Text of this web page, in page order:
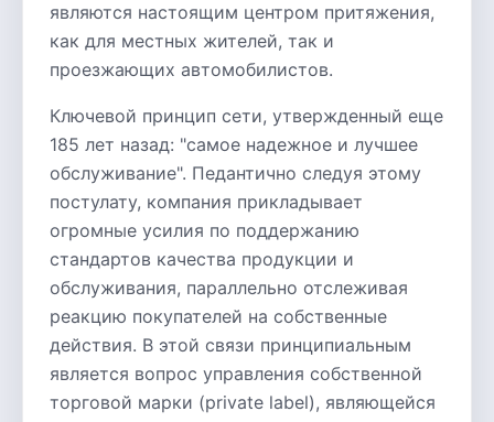
являются настоящим центром притяжения,
как для местных жителей, так и
проезжающих автомобилистов.
Ключевой принцип сети, утвержденный еще
185 лет назад: "самое надежное и лучшее
обслуживание". Педантично следуя этому
постулату, компания прикладывает
огромные усилия по поддержанию
стандартов качества продукции и
обслуживания, параллельно отслеживая
реакцию покупателей на собственные
действия. В этой связи принципиальным
является вопрос управления собственной
торговой марки (private label), являющейся